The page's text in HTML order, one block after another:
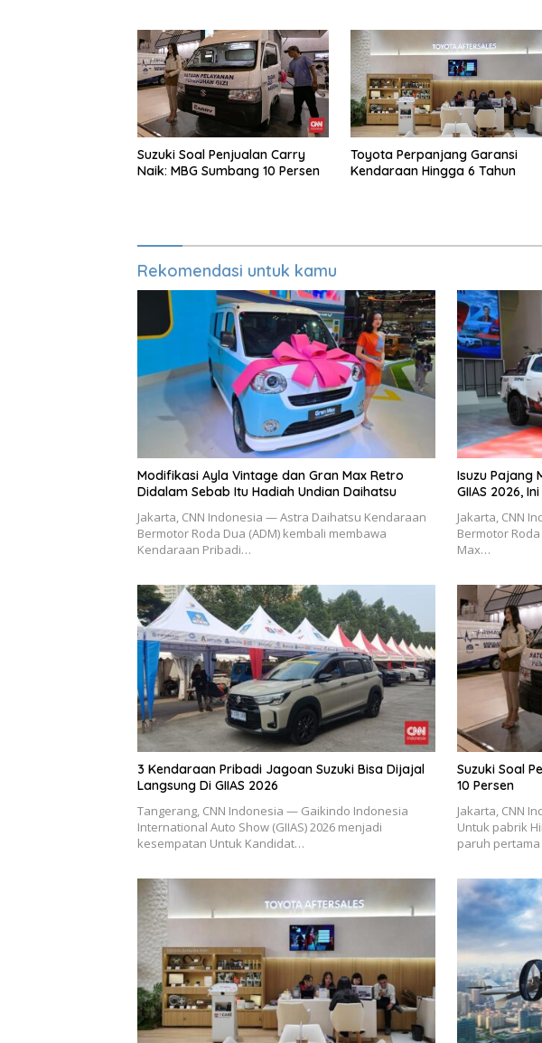
Suzuki Soal Penjualan Carry
Naik: MBG Sumbang 10 Persen
Toyota Perpanjang Garansi
Kendaraan Hingga 6 Tahun
Rekomendasi untuk kamu
Modifikasi Ayla Vintage dan Gran Max Retro
Didalam Sebab Itu Hadiah Undian Daihatsu
Jakarta, CNN Indonesia — Astra Daihatsu Kendaraan
Bermotor Roda Dua (ADM) kembali membawa
Kendaraan Pribadi…
Isuzu Pajang
GIIAS 2026,
Jakarta, CNN
Bermotor
Max…
3 Kendaraan Pribadi Jagoan Suzuki Bisa Dijajal
Langsung Di GIIAS 2026
Tangerang, CNN Indonesia — Gaikindo Indonesia
International Auto Show (GIIAS) 2026 menjadi
kesempatan Untuk Kandidat…
Suzuki Soal
10 Persen
Jakarta, CNN
Untuk pabrik
paruh